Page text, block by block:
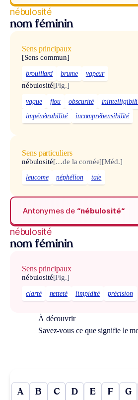
nébulosité
nom féminin
Sens principaux
[Sens commun]
brouillard brume vapeur
nébulosité[Fig.]
vague flou obscurité
impénétrabilité
incompréhensibilité
Sens particuliers
nébulosité[…de la cornée][Méd.]
leucome néphélion taie
Antonymes de “nébulosité“
nébulosité
nom féminin
Sens principaux
nébulosité[Fig.]
clarté netteté limpidité précision
À découvrir
Savez-vous ce que signifie le
A B C D E F G